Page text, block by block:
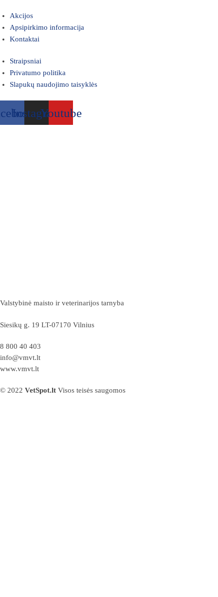
Akcijos
Apsipirkimo informacija
Kontaktai
Straipsniai
Privatumo politika
Slapukų naudojimo taisyklės
InstagramYoutube
Valstybinė maisto ir veterinarijos tarnyba
Siesikų g. 19 LT-07170 Vilnius
8 800 40 403
info@vmvt.lt
www.vmvt.lt
© 2022 VetSpot.lt Visos teisės saugomos